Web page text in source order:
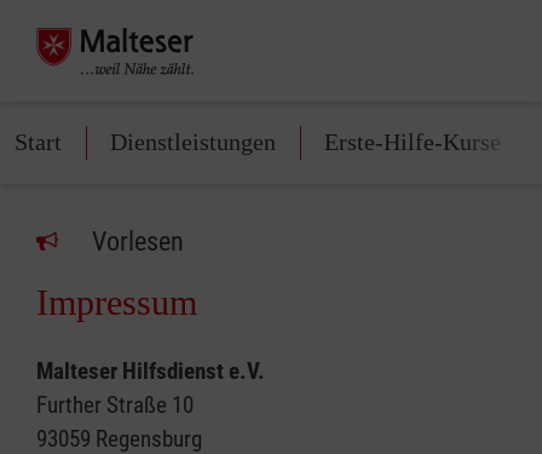
Start Dienstleistungen Erste-Hilfe-Kurse
Vorlesen
Impressum
Malteser Hilfsdienst e.V.
Further Straße 10
93059 Regensburg